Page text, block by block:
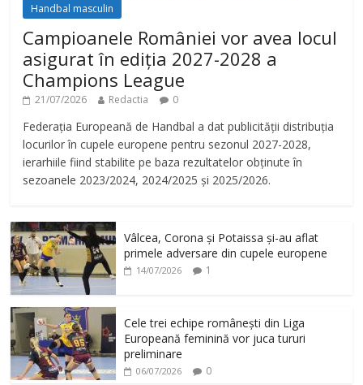
o
Handbal masculin
Campioanele României vor avea locul
asigurat în ediția 2027-2028 a
Champions League
21/07/2026 Redactia 0
Federația Europeană de Handbal a dat publicității distribuția
locurilor în cupele europene pentru sezonul 2027-2028,
ierarhiile fiind stabilite pe baza rezultatelor obținute în
sezoanele 2023/2024, 2024/2025 și 2025/2026.
Vâlcea, Corona și Potaissa și-au aflat
primele adversare din cupele europene
14/07/2026 1
Cele trei echipe românești din Liga
Europeană feminină vor juca tururi
preliminare
06/07/2026 0